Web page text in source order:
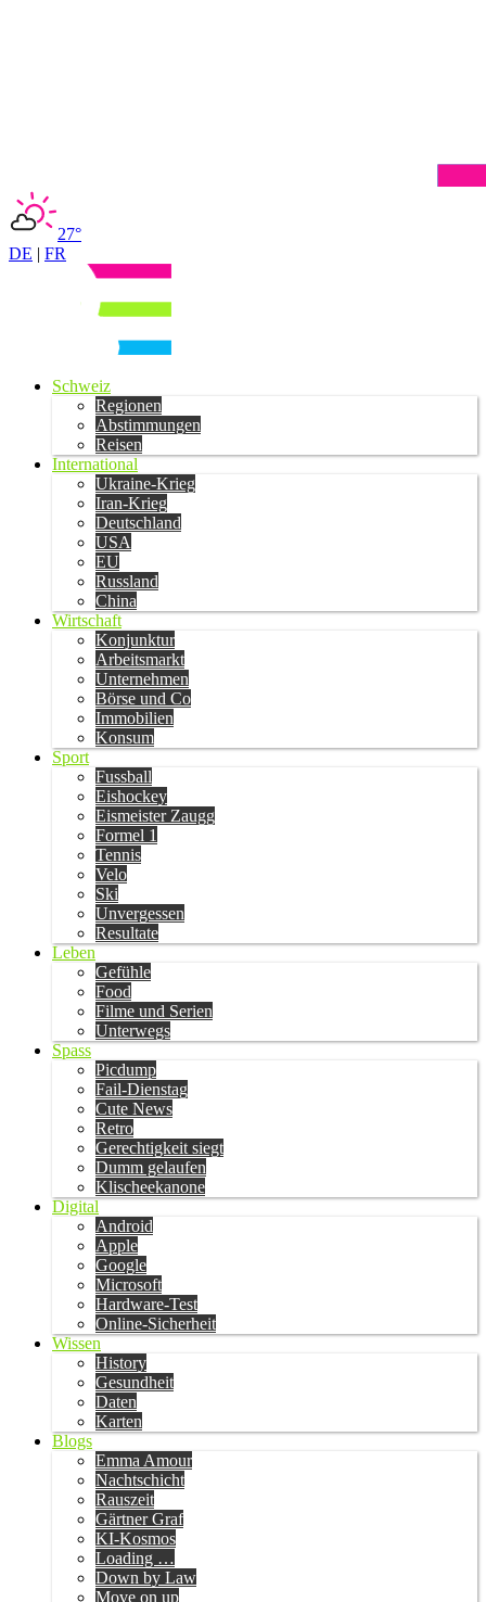
27°
DE | FR
Schweiz
Regionen
Abstimmungen
Reisen
International
Ukraine-Krieg
Iran-Krieg
Deutschland
USA
EU
Russland
China
Wirtschaft
Konjunktur
Arbeitsmarkt
Unternehmen
Börse und Co
Immobilien
Konsum
Sport
Fussball
Eishockey
Eismeister Zaugg
Formel 1
Tennis
Velo
Ski
Unvergessen
Resultate
Leben
Gefühle
Food
Filme und Serien
Unterwegs
Spass
Picdump
Fail-Dienstag
Cute News
Retro
Gerechtigkeit siegt
Dumm gelaufen
Klischeekanone
Digital
Android
Apple
Google
Microsoft
Hardware-Test
Online-Sicherheit
Wissen
History
Gesundheit
Daten
Karten
Blogs
Emma Amour
Nachtschicht
Rauszeit
Gärtner Graf
KI-Kosmos
Loading …
Down by Law
Move on up